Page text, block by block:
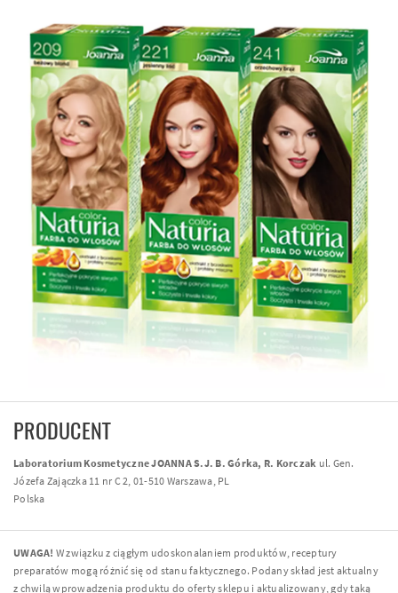
PRODUCENT
Laboratorium Kosmetyczne JOANNA S.J. B. Górka, R. Korczak ul. Gen.
Józefa Zajączka 11 nr C 2, 01-510 Warszawa, PL
Polska
UWAGA! W związku z ciągłym udoskonalaniem produktów, receptury
preparatów mogą różnić się od stanu faktycznego. Podany skład jest aktualny
z chwilą wprowadzenia produktu do oferty sklepu i aktualizowany, gdy taką